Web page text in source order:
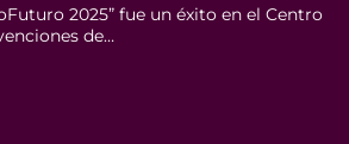
2025” fue un éxito en el Centro
de…